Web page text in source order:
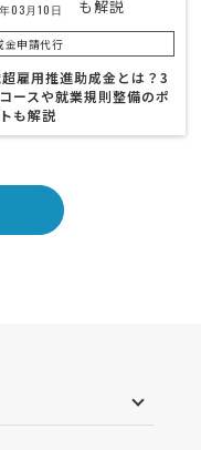
03月10日
金申請代行
雇用推進助成金とは？3
ースや就業規則整備のポ
も解説